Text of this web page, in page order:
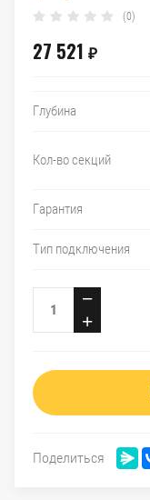
(0)
27 521 ₽
Глубина
Кол-во секций
Гарантия
Тип подключения
−
+
Поделиться